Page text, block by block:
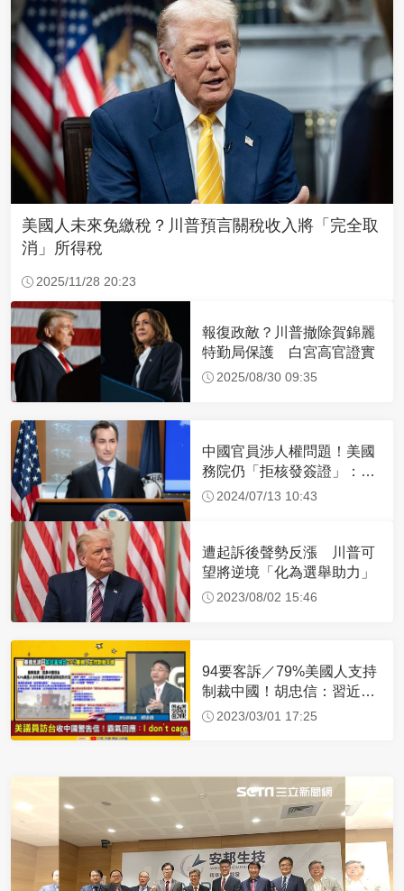
美國人未來免繳稅？川普預言關稅收入將「完全取
消」所得稅
2025/11/28 20:23
報復政敵？川普撤除賀錦麗
特勤局保護 白宮高官證實
2025/08/30 09:35
中國官員涉人權問題！美國
務院仍「拒核發簽證」：追
究責任
2024/07/13 10:43
遭起訴後聲勢反漲 川普可
望將逆境「化為選舉助力」
2023/08/02 15:46
94要客訴／79%美國人支持
制裁中國！胡忠信：習近平
沒信心成功侵台
2023/03/01 17:25